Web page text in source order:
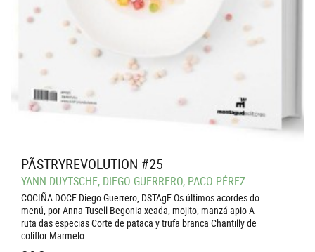
PÃSTRYREVOLUTION #25
YANN DUYTSCHE, DIEGO GUERRERO, PACO PÉREZ
COCIÑA DOCE Diego Guerrero, DSTAgE Os últimos acordes do
menú, por Anna Tusell Begonia xeada, mojito, manzá-apio A
ruta das especias Corte de pataca y trufa branca Chantilly de
coliflor Marmelo...